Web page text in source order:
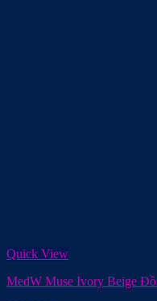
Quick View
MedW Muse Ivory Beige